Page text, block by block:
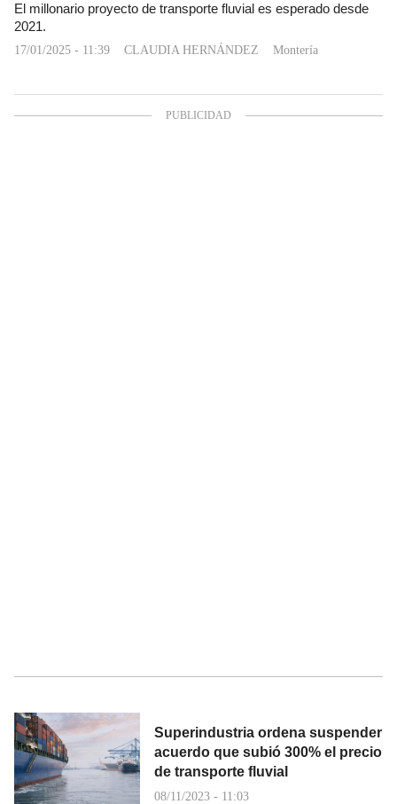
El millonario proyecto de transporte fluvial es esperado desde
2021.
17/01/2025 - 11:39 CLAUDIA HERNÁNDEZ Montería
Superindustria ordena suspender
acuerdo que subió 300% el precio
de transporte fluvial
08/11/2023 - 11:03